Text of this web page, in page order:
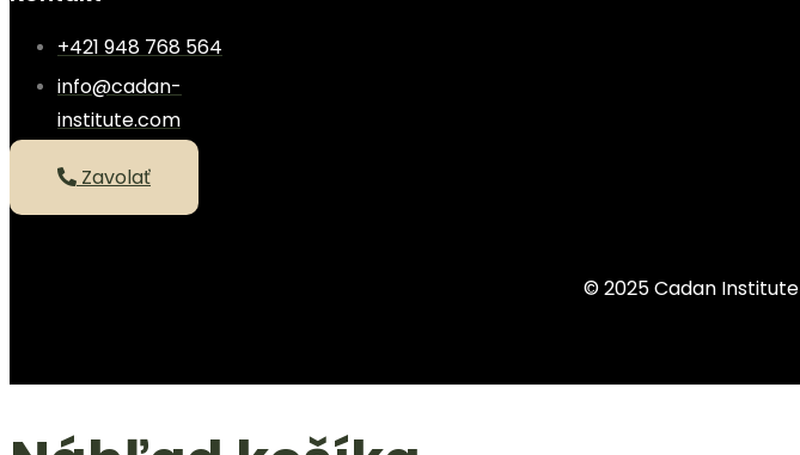
+421 948 768 564
info@cadan-
institute.com
Zavolať
© 2025 Cadan Institute